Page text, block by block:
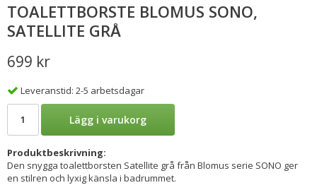
TOALETTBORSTE BLOMUS SONO,
SATELLITE GRÅ
699 kr
Leveranstid: 2-5 arbetsdagar
Lägg i varukorg
Produktbeskrivning:
Den snygga toalettborsten Satellite grå från Blomus serie SONO ger
en stilren och lyxig känsla i badrummet.